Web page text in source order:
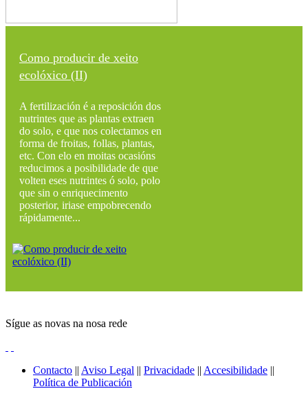
Como producir de xeito
ecolóxico (II)
A fertilización é a reposición dos
nutrintes que as plantas extraen
do solo, e que nos colectamos en
forma de froitas, follas, plantas,
etc. Con elo en moitas ocasións
reducimos a posibilidade de que
volten eses nutrintes ó solo, polo
que sin o enriquecimento
posterior, iriase empobrecendo
rápidamente...
Sígue as novas na nosa rede
Contacto || Aviso Legal || Privacidade || Accesibilidade ||
Política de Publicación